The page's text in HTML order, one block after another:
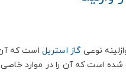
نوعی گاز استریل است که
است که آن را در موارد خاصی